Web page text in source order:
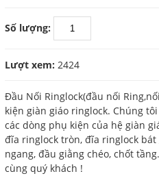
Số lượng:
Lượt xem: 2424
Đầu Nối Ringlock(đầu nối
kiện giàn giáo ringlock. Chúng
các dòng phụ kiện của hệ giàn
đĩa ringlock tròn, đĩa ringlock
ngang, đầu giằng chéo, chốt
cùng quý khách !